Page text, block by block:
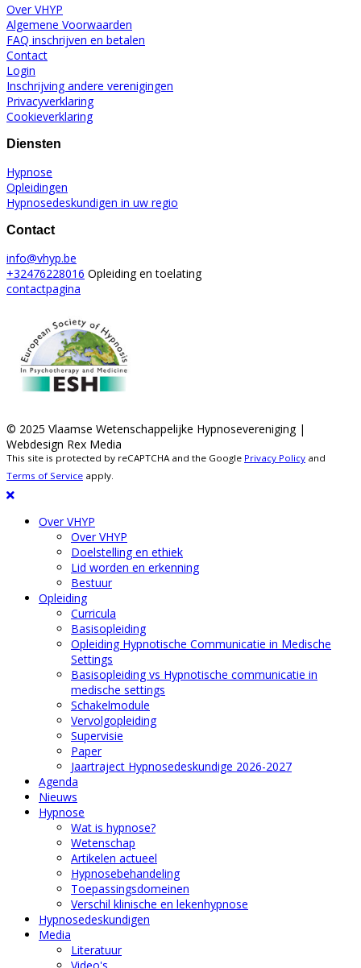
Over VHYP
Algemene Voorwaarden
FAQ inschrijven en betalen
Contact
Login
Inschrijving andere verenigingen
Privacyverklaring
Cookieverklaring
Diensten
Hypnose
Opleidingen
Hypnosedeskundigen in uw regio
Contact
+32476228016 Opleiding en toelating
contactpagina
© 2025 Vlaamse Wetenschappelijke Hypnosevereniging |
Webdesign Rex Media
This site is protected by reCAPTCHA and the Google Privacy Policy and
Terms of Service apply.
Over VHYP
Over VHYP
Doelstelling en ethiek
Lid worden en erkenning
Bestuur
Opleiding
Curricula
Basisopleiding
Opleiding Hypnotische Communicatie in Medische
Settings
Basisopleiding vs Hypnotische communicatie in
medische settings
Schakelmodule
Vervolgopleiding
Supervisie
Paper
Jaartraject Hypnosedeskundige 2026-2027
Agenda
Nieuws
Hypnose
Wat is hypnose?
Wetenschap
Artikelen actueel
Hypnosebehandeling
Toepassingsdomeinen
Verschil klinische en lekenhypnose
Hypnosedeskundigen
Media
Literatuur